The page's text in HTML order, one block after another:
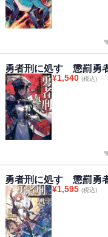
勇者刑に処す 懲罰勇
¥1,540 (税込)
勇者刑に処す 懲罰勇
¥1,595 (税込)